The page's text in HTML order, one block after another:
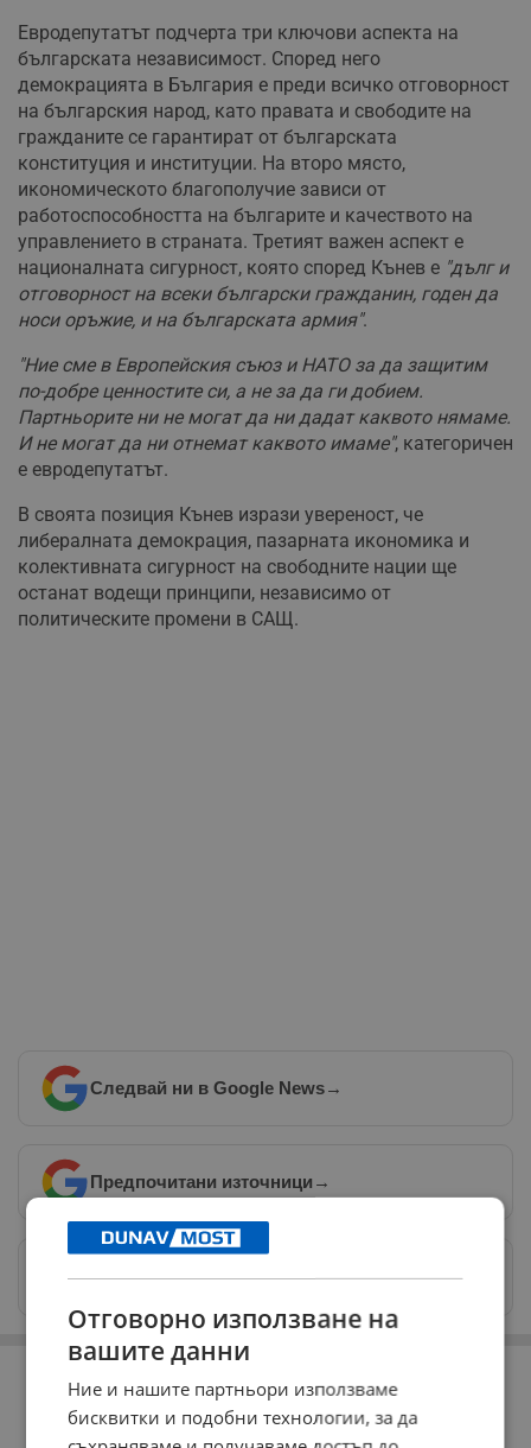
Евродепутатът подчерта три ключови аспекта на
българската независимост. Според него
демокрацията в България е преди всичко отговорност
на българския народ, като правата и свободите на
гражданите се гарантират от българската
конституция и институции. На второ място,
икономическото благополучие зависи от
работоспособността на българите и качеството на
управлението в страната. Третият важен аспект е
националната сигурност, която според Кънев е "дълг и
отговорност на всеки български гражданин, годен да
носи оръжие, и на българската армия".
"Ние сме в Европейския съюз и НАТО за да защитим
по-добре ценностите си, а не за да ги добием.
Партньорите ни не могат да ни дадат каквото нямаме.
И не могат да ни отнемат каквото имаме", категоричен
е евродепутатът.
В своята позиция Кънев изрази увереност, че
либералната демокрация, пазарната икономика и
колективната сигурност на свободните нации ще
останат водещи принципи, независимо от
политическите промени в САЩ.
Следвай ни в Google News→
Предпочитани източници →
РЕКЛАМА
Отговорно използване на
вашите данни
Ние и нашите партньори използваме
бисквитки и подобни технологии, за да